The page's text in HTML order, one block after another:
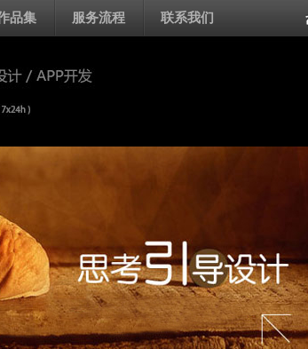
品集 服务流程 联系我们